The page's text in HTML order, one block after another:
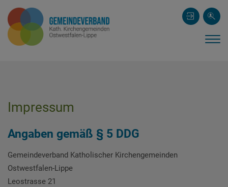
Impressum
Angaben gemäß § 5 DDG
Gemeindeverband Katholischer Kirchengemeinden
Ostwestfalen-Lippe
Leostrasse 21